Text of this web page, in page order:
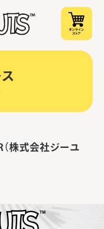
株式会社ジーユ